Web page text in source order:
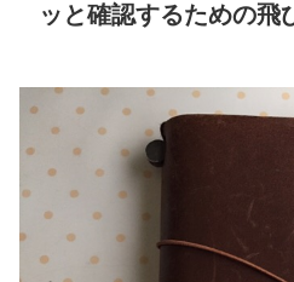
ッと確認するための飛